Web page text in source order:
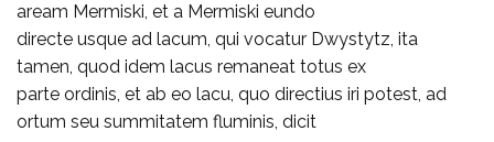
aream Mermiski, et a Mermiski eundo
directe usque ad lacum, qui vocatur Dwystytz, ita
tamen, quod idem lacus remaneat totus ex
parte ordinis, et ab eo lacu, quo directius iri potest, ad
ortum seu summitatem fluminis, dicit